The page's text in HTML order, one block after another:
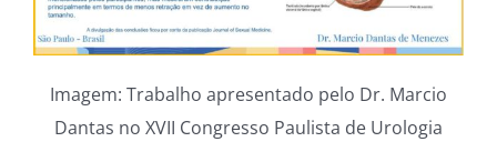
Imagem: Trabalho apresentado pelo Dr. Marcio
Dantas no XVII Congresso Paulista de Urologia